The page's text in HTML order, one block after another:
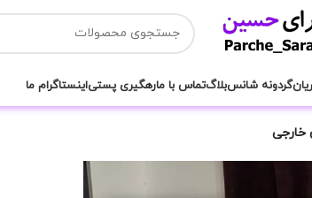
گردونه شانسبلاگتماس با مارهگیری پستیاینستاگرام ما
خارجی